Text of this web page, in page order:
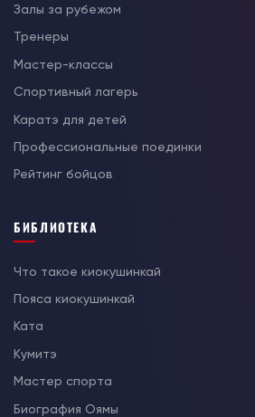
Залы за рубежом
Тренеры
Мастер-классы
Спортивный лагерь
Каратэ для детей
Профессиональные поединки
Рейтинг бойцов
БИБЛИОТЕКА
Что такое киокушинкай
Пояса киокушинкай
Ката
Кумитэ
Мастер спорта
Биография Оямы